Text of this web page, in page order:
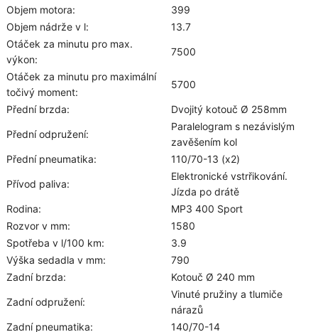
Objem motora:
399
Objem nádrže v l:
13.7
Otáček za minutu pro max.
výkon:
7500
Otáček za minutu pro maximální
točivý moment:
5700
Přední brzda: Dvojitý kotouč Ø 258mm
Přední odpružení:
Paralelogram s nezávislým
zavěšením kol
Přední pneumatika:
110/70-13 (x2)
Přívod paliva:
Elektronické vstrřikování.
Jízda po drátě
Rodina:
MP3 400 Sport
Rozvor v mm:
1580
Spotřeba v l/100 km:
3.9
Výška sedadla v mm:
790
Zadní brzda:
Kotouč Ø 240 mm
Zadní odpružení:
Vinuté pružiny a tlumiče
nárazů
Zadní pneumatika:
140/70-14